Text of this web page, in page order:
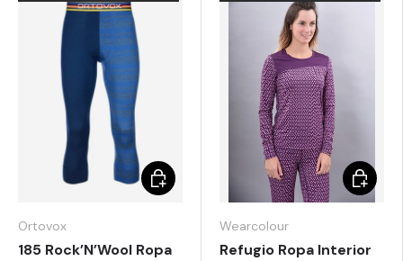
Ortovox
185 Rock’N’Wool Ropa
Elegir opciones
Wearcolour
Refugio Ropa Interior
Elegir